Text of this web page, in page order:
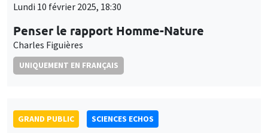
Lundi 10 février 2025, 18:30
Penser le rapport Homme-Nature
Charles Figuières
UNIQUEMENT EN FRANÇAIS
GRAND PUBLIC
SCIENCES ECHOS